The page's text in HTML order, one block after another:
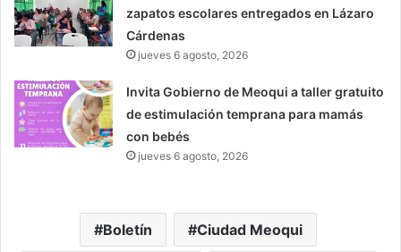
zapatos escolares entregados en Lázaro
Cárdenas
jueves 6 agosto, 2026
Invita Gobierno de Meoqui a taller gratuito
de estimulación temprana para mamás
con bebés
jueves 6 agosto, 2026
Boletín Ciudad Meoqui